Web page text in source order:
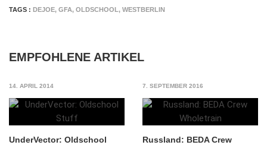
TAGS : DEJOE, GFA, OLDSCHOOL , WESTBERLIN
EMPFOHLENE ARTIKEL
14. APRIL 2014
UnderVector: Oldschool
7. SEPTEMBER 2016
Russland: BEDA Crew